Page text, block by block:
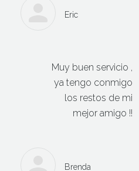
Eric
Muy buen servicio ,
ya tengo conmigo
los restos de mi
mejor amigo !!
Brenda